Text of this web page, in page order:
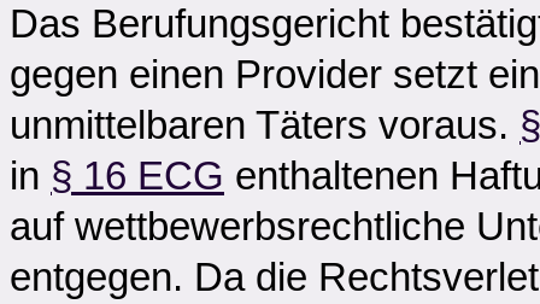
Das Berufungsgericht
gegen einen Provider setzt
unmittelbaren Täters voraus.
in § 16 ECG enthaltenen
auf wettbewerbsrechtliche
entgegen. Da die